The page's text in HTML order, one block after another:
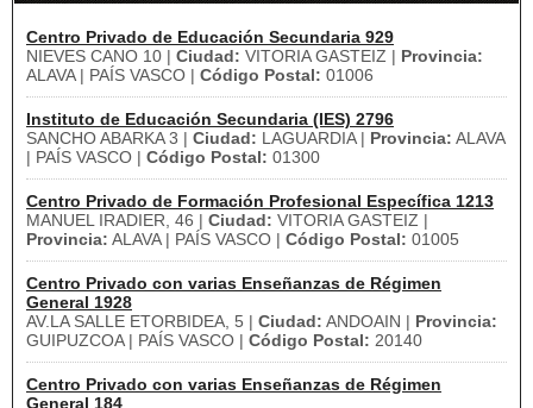
Centro Privado de Educación Secundaria 929
NIEVES CANO 10 | Ciudad: VITORIA GASTEIZ | Provincia:
ALAVA | PAÍS VASCO | Código Postal: 01006
Instituto de Educación Secundaria (IES) 2796
SANCHO ABARKA 3 | Ciudad: LAGUARDIA | Provincia: ALAVA
| PAÍS VASCO | Código Postal: 01300
Centro Privado de Formación Profesional Específica 1213
MANUEL IRADIER, 46 | Ciudad: VITORIA GASTEIZ |
Provincia: ALAVA | PAÍS VASCO | Código Postal: 01005
Centro Privado con varias Enseñanzas de Régimen
General 1928
AV.LA SALLE ETORBIDEA, 5 | Ciudad: ANDOAIN | Provincia:
GUIPUZCOA | PAÍS VASCO | Código Postal: 20140
Centro Privado con varias Enseñanzas de Régimen
General 184